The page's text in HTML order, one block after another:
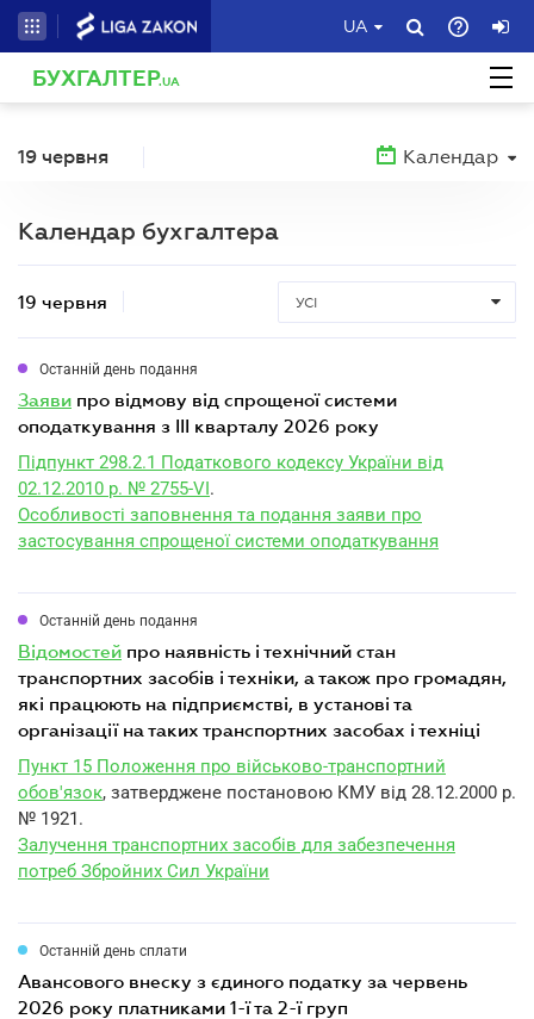
UA
БУХГАЛТЕР.UA
19 червня Календар
Календар бухгалтера
19 червня УСІ
Останній день подання
заяви про відмову від спрощеної системи
оподаткування з III кварталу 2026 року
Підпункт 298.2.1 Податкового кодексу України від
02.12.2010 р. № 2755-VI.
Особливості заповнення та подання заяви про
застосування спрощеної системи оподаткування
Останній день подання
відомостей про наявність і технічний стан
транспортних засобів і техніки, а також про громадян,
які працюють на підприємстві, в установі та
організації на таких транспортних засобах і техніці
Пункт 15 Положення про військово-транспортний
обов'язок, затверджене постановою КМУ від 28.12.2000 р.
№ 1921.
Залучення транспортних засобів для забезпечення
потреб Збройних Сил України
Останній день сплати
авансового внеску з єдиного податку за червень
2026 року платниками 1-ї та 2-ї груп